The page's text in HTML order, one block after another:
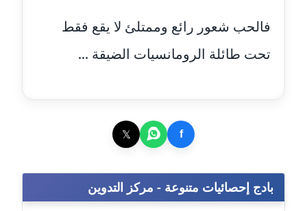
مدونة اشرف الكرم
عاملة
مدونة السيده فوزي
مدونة آمال صالح
عاملة
فالحب شعور رائع وممتلئ لا يقع فقط
تحت طائلة الرومانسيات الضيقة ...
f
𝕏
بادج إحصائيات متنوعة - مركز التدوين